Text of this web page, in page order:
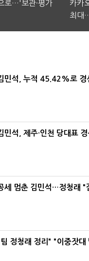
로…'보관·평가
카카
최대
민석, 누적 45.42%로
민석, 제주·인천 당대표
세 멈춘 김민석…정청래 "
정청래 정리" "이중잣